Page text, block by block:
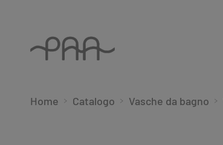
Home Catalogo Vasche da bagno